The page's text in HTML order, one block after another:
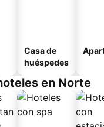
Casa de
huéspedes
en Norte